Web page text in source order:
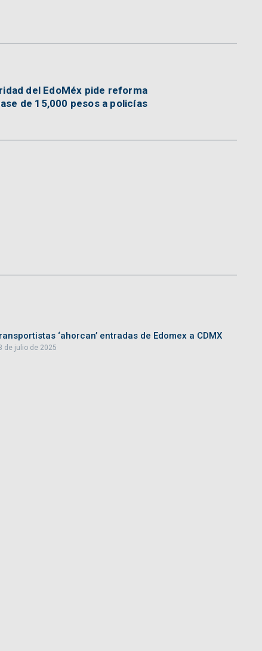
del EdoMéx pide reforma
de 15,000 pesos a policías
‘ahorcan’ entradas de Edomex a CDMX
de julio de 2025